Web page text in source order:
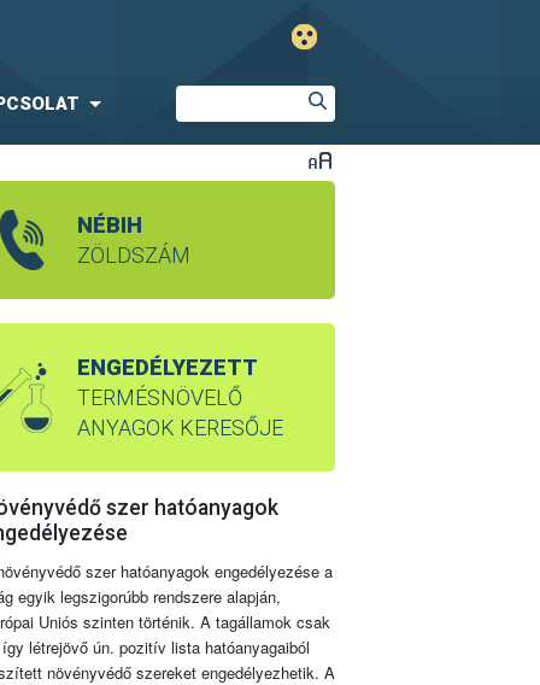
NÉBIH
ZÖLDSZÁM
ENGEDÉLYEZETT
TERMÉSNÖVELŐ
ANYAGOK KERESŐJE
szer hatóanyagok
szer hatóanyagok engedélyezése a
egyik legszigorúbb rendszere alapján,
Uniós szinten történik. A tagállamok csak
létrejövő ún. pozitív lista hatóanyagaiból
növényvédő szereket engedélyezhetik. A